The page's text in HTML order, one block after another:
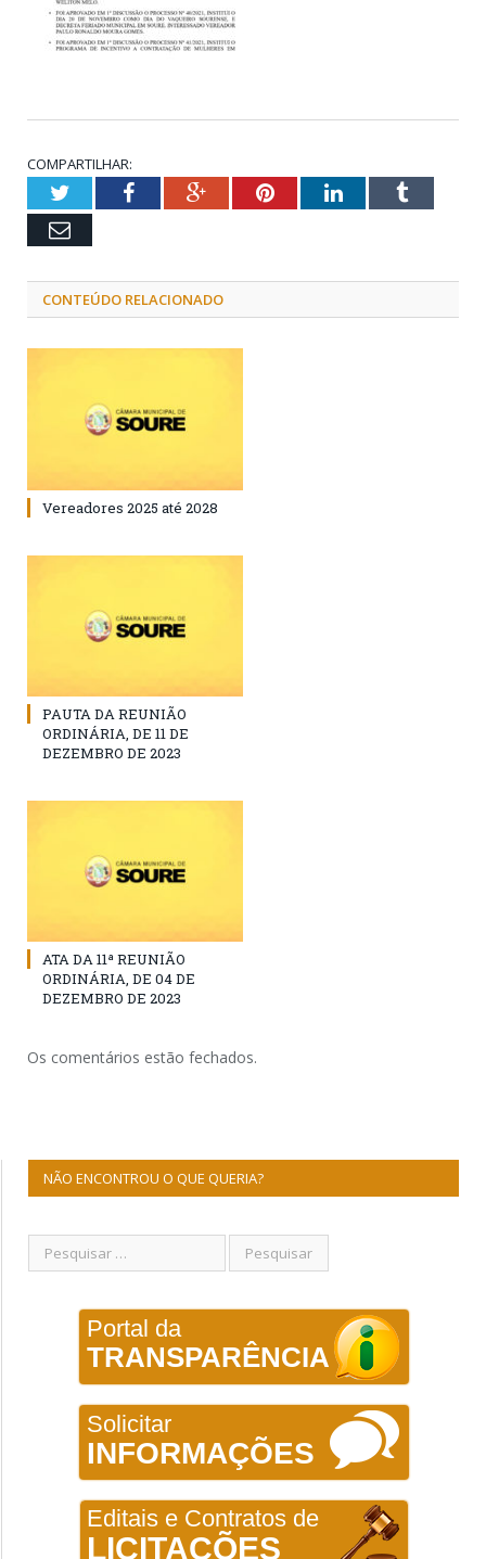
COMPARTILHAR:
TwitterFacebookGoogle+PinterestLinkedInTumblr
Email
CONTEÚDO RELACIONADO
Vereadores 2025 até 2028
PAUTA DA REUNIÃO
ORDINÁRIA, DE 11 DE
DEZEMBRO DE 2023
ATA DA 11ª REUNIÃO
ORDINÁRIA, DE 04 DE
DEZEMBRO DE 2023
Os comentários estão fechados.
NÃO ENCONTROU O QUE QUERIA?
Portal da
TRANSPARÊNCIA
Solicitar
INFORMAÇÕES
Editais e Contratos de
LICITAÇÕES